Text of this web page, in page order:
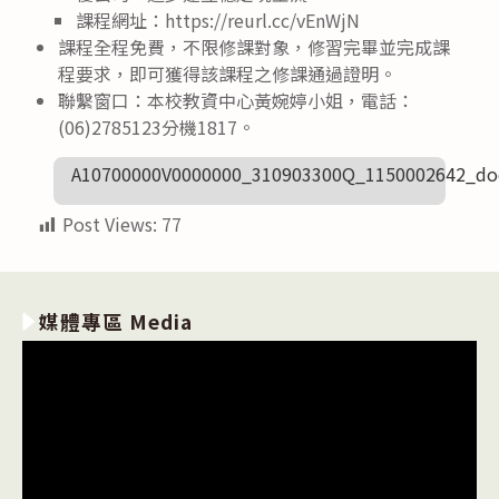
課程網址：https://reurl.cc/vEnWjN
課程全程免費，不限修課對象，修習完畢並完成課
程要求，即可獲得該課程之修課通過證明。
聯繫窗口：本校教資中心黃婉婷小姐，電話：
(06)2785123分機1817。
Post Views: 77
媒體專區 Media